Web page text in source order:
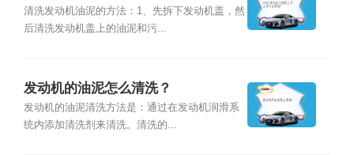
清洗发动机油泥的方法：1、先拆下发动机盖，然
后清洗发动机盖上的油泥和污...
发动机的油泥怎么清洗？
发动机的油泥清洗方法是：通过在发动机润滑系
统内添加清洗剂来清洗。清洗的...